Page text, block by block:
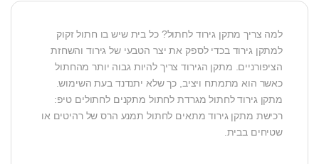
למה צריך מתקן גירוד לחתול? כל בית שיש בו חתול זקוק
למתקן גירוד בכדי לספק את יצר הטבעי של גירוד והשחזת
הציפורניים. מתקן הגירוד צריך להיות גבוה יותר מהחתול
כאשר הוא מתמתח ויציב, כך שלא יתנדנד בעת השימוש.
מתקן גירוד לחתול מגרדת לחתול מתקנים לחתולים טיפ:
רכישת מתקן גירוד מתאים לחתול תמנע הרס של רהיטים או
שטיחים בבית.